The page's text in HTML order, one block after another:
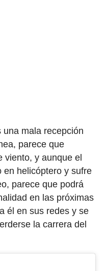
mala recepción
parece que
viento, y aunque el
en helicóptero y sufre
parece que podrá
en las próximas
él en sus redes y se
la carrera del